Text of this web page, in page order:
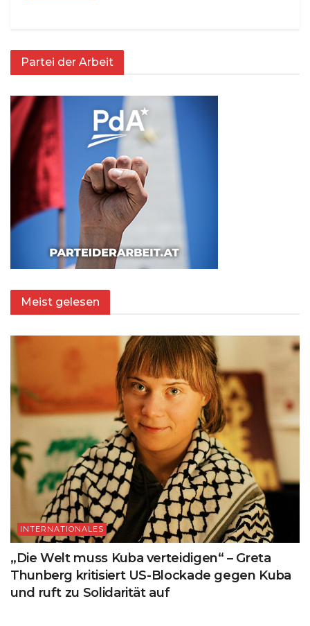
Partei der Arbeit
Meist gelesen
INTERNATIONALES
„Die Welt muss Kuba verteidigen“ – Greta
Thunberg kritisiert US-Blockade gegen Kuba
und ruft zu Solidarität auf